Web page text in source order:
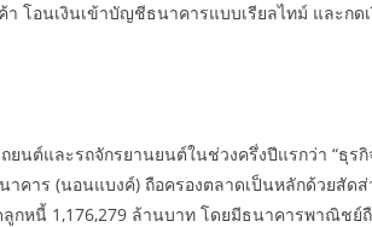
โอนเงินเข้าบัญชีธนาคารแบบเรียลไทม์ และกด
ยนต์และรถจักรยานยนต์ในช่วงครึ่งปีแรกว่า “ธุร
คาร (นอนแบงค์) ถือครองตลาดเป็นหลักด้วยสัด
กหนี้ 1,176,279 ล้านบาท โดยมีธนาคารพาณิชย์